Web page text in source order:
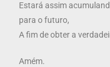
Estará assim
para o futuro,
A fim de obter a
Amém.